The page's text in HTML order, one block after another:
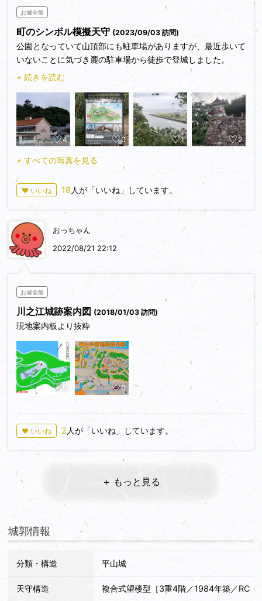
お城全般
町のシンボル模擬天守 (2023/09/03 訪問)
公園となっていて山頂部にも駐車場がありますが、最近歩いて
いないことに気づき麓の駐車場から徒歩で登城しました。
少し登ると模擬の石垣が見えてきます。
その上に模擬の涼櫓も置かれています。
海側には落城時の悲話が残る姫ケ嶽の説明板があります。
草が茂っていて崖感は少ないですが眺望は良かったです。
その先に駐車場があり下側が三の丸、特に遺構もありません。
涼櫓がある二の丸から模擬門を経て本丸へ。
史実には無いのですがすっかり町に溶け込んでいるようです。
本丸の石垣には一部当時のものもある、という話もありますが
定かではありません。
まぁこれはこれで良いのかもしれませんね。
+ 続きを読む
4 0 1 2
+ すべての写真を見る
♥ いいね 18 人が「いいね」しています。
おっちゃん
2022/08/21 22:12
お城全般
川之江城跡案内図 (2018/01/03 訪問)
現地案内板より抜粋
0 0
♥ いいね 2 人が「いいね」しています。
＋ もっと見る
城郭情報
分類・構造 平山城
天守構造
複合式望楼型［3重4階／1984年築／RC